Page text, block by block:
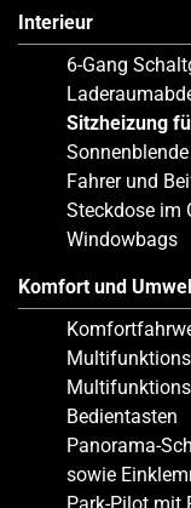
Interieur
6-Gang
Sitzheizung
Fahrer und
Steckdose im
Windowbags
Komfort und
Bedientasten
Panorama-
sowie